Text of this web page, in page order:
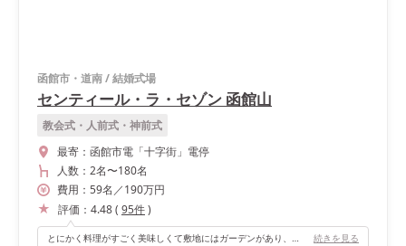
函館市・道南/結婚式場
センティール・ラ・セゾン 函館山
教会式・人前式・神前式
最寄： 函館市電「十字街」電停
人数： 2名〜180名
費用： 59名 ／190万円
評価： 4.48( 95件)
とにかく料理がすごく美味しくて敷地にはガーデンがあり、そこで北海道ならではの食材を使ったBBQも行いゲストの方に喜んでもらえたので良かったです。 続きを見る